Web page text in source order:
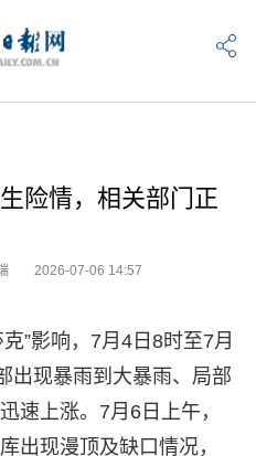
险情，相关部门正
2026-07-06 14:57
”影响，7月4日8时至7月
出现暴雨到大暴雨、局部
速上涨。7月6日上午，
出现漫顶及缺口情况，